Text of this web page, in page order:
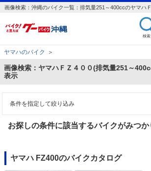
画像検索：沖縄のバイク一覧：排気量251～400ccのヤマハ
検索
ヤマハのバイク ＞
画像検索：ヤマハＦＺ４００(排気量251～
表示
条件を指定して絞り込み
お探しの条件に該当するバイクがみつか
ヤマハ FZ400のバイクカタログ